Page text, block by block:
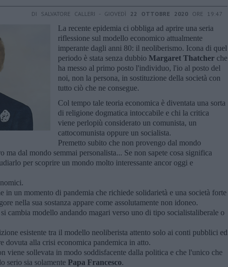
DI SALVATORE CALLERI - GIOVEDÌ 22 OTTOBRE 2020 ORE 19:47
La recente epidemia ci obbliga ad aprire una seria
riflessione sul modello economico attualmente
imperante dagli anni 80: il neoliberismo. Icona di quel
periodo è stata senza dubbio Margaret Thatcher che
ha messo al primo posto l'individuo, l'io al posto del
noi, non la persona, in sostituzione della società con
tutto ciò che ne consegue.
Col tempo tale teoria economica è diventata una sorta
di religione dogmatica intoccabile e chi la critica
viene perlopiù considerato un comunista, un
cattocomunista oppure un socialista.
Premetto subito che non provengo dal mondo
ma dal mondo semmai personalista... Se non sapete cosa significa
per scoprire un mondo molto interessante ancor oggi e
in un momento di pandemia che richiede solidarietà e una società forte
nella sua sostanza appare come assolutamente non idoneo.
cambia modello andando magari verso uno di tipo socialistaliberale o
esistente tra il modello neoliberista attento solo ai conti pubblici ed
dovuta alla crisi economica pandemica in atto.
viene sollevata in modo soddisfacente dalla politica e che l'unico che
serio sia solamente Papa Francesco.